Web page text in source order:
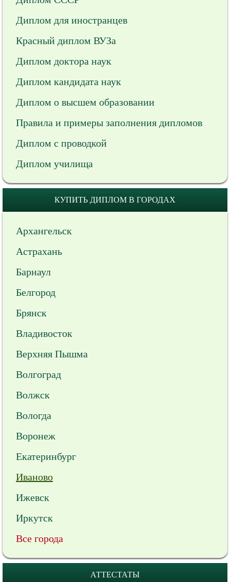
Диплом для иностранцев
Красный диплом ВУЗа
Диплом доктора наук
Диплом кандидата наук
Диплом о высшем образовании
Правила и примеры заполнения дипломов
Диплом с проводкой
Диплом училища
КУПИТЬ ДИПЛОМ В ГОРОДАХ
Архангельск
Астрахань
Барнаул
Белгород
Брянск
Владивосток
Верхняя Пышма
Волгоград
Волжск
Вологда
Воронеж
Екатеринбург
Иваново
Ижевск
Иркутск
Все города
АТТЕСТАТЫ